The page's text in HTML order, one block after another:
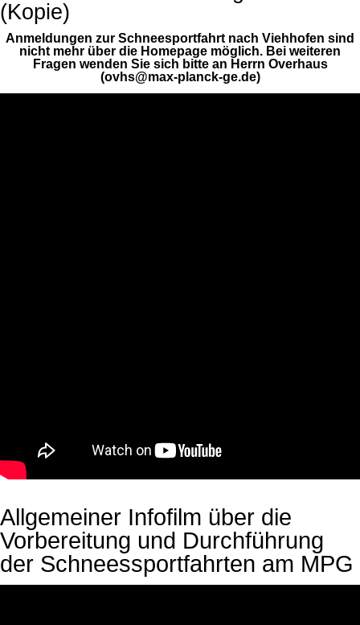
(Kopie)
Anmeldungen zur Schneesportfahrt nach Viehhofen sind
nicht mehr über die Homepage möglich. Bei weiteren
Fragen wenden Sie sich bitte an Herrn Overhaus
(ovhs@max-planck-ge.de)
Allgemeiner Infofilm über die
Vorbereitung und Durchführung
der Schneessportfahrten am MPG